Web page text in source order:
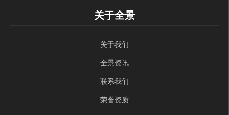
关于全景
关于我们
全景资讯
联系我们
荣誉资质